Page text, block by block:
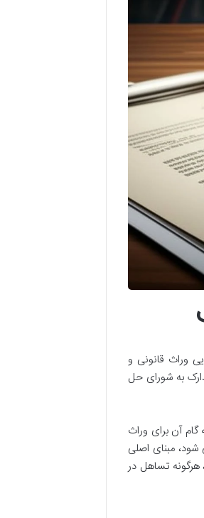
وراث قانونی و
به شورای حل
آن برای وراث
مبنای اصلی
هرگونه تساهل در